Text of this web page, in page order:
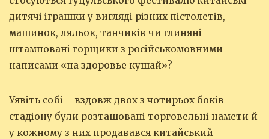
дитячі іграшки у вигляді різних пістолетів,
машинок, ляльок, танчиків чи глиняні
штамповані горщики з російськомовними
написами «на здоровье кушай»?
Уявіть собі – вздовж двох з чотирьох боків
стадіону були розташовані торговельні намети й
у кожному з них продавався китайський